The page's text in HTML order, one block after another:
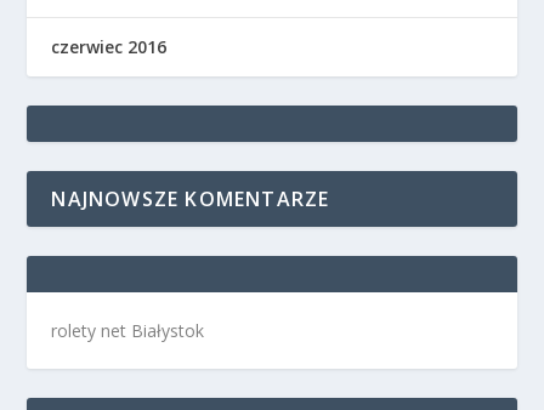
czerwiec 2016
NAJNOWSZE KOMENTARZE
rolety net Białystok